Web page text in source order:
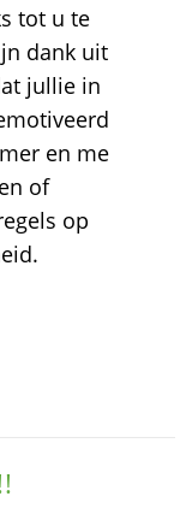
tot u te
dank uit
jullie in
en me
of
op